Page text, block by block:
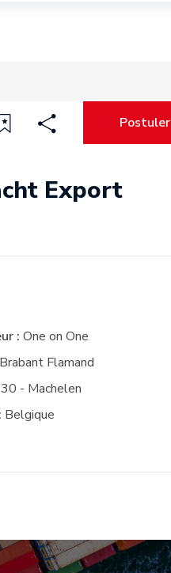
Postuler
Export
: One on One
Brabant Flamand
- Machelen
Belgique